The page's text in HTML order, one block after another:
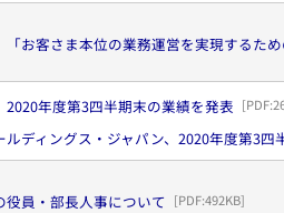
「お客さま本位の業務運営を実現するた
2020年度第3四半期末の業績を発表 [PDF:
ルディングス・ジャパン、2020年度第3四
役員・部長人事について [PDF:492KB]